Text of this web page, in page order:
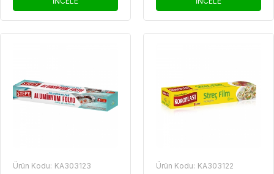
Ürün Kodu: KA303123 Ürün Kodu: KA303122